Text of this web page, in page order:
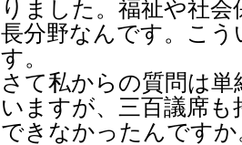
りました。福祉や社
長分野なんです。こ
す。
さて私からの質問は
いますが、三百議席
できなかったんですか